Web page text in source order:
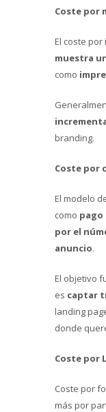
Coste por
El coste por
muestra
como
branding.
Coste por
El modelo
como pago
por el
anuncio.
El objetivo
es captar
landing
donde
Coste por
Coste por
más por